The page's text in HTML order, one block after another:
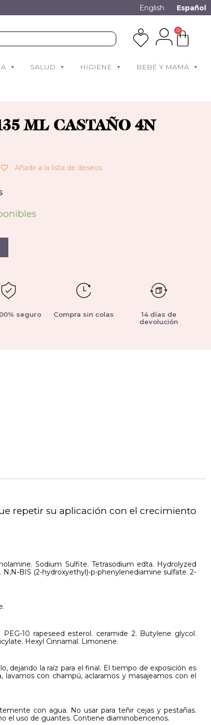
English Español
0
SALUD HIGIENE BEBÉ Y MAMÁ
ML CASTAÑO 4N
Añadir a la lista de deseos
seguro Compra sin colas
14 días de
devolución
repetir su aplicación con el crecimiento
Sodium Sulfite. Tetrasodium edta. Hydrolyzed
BIS (2-hydroxyethyl)-p-phenylenediamine sulfate. 2-
10 rapeseed esterol. ceramide 2. Butylene glycol.
Hexyl Cinnamal. Limonene.
dejando la raíz para el final. El tiempo de exposición es
con champú, aclaramos y masajeamos con el
con agua. No usar para teñir cejas y pestañas.
el uso de guantes. Contiene diaminobencenos.